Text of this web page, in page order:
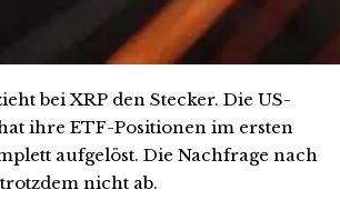
bei XRP den Stecker. Die US-
ihre ETF-Positionen im ersten
aufgelöst. Die Nachfrage nach
nicht ab.